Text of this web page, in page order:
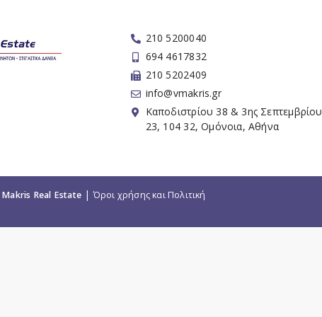
210 5200040
694 4617832
210 5202409
info@vmakris.gr
Καποδιστρίου 38 & 3ης Σεπτεμβρίου
23, 104 32, Ομόνοια, Αθήνα
Makris Real Estate|Όροι χρήσης και Πολιτική